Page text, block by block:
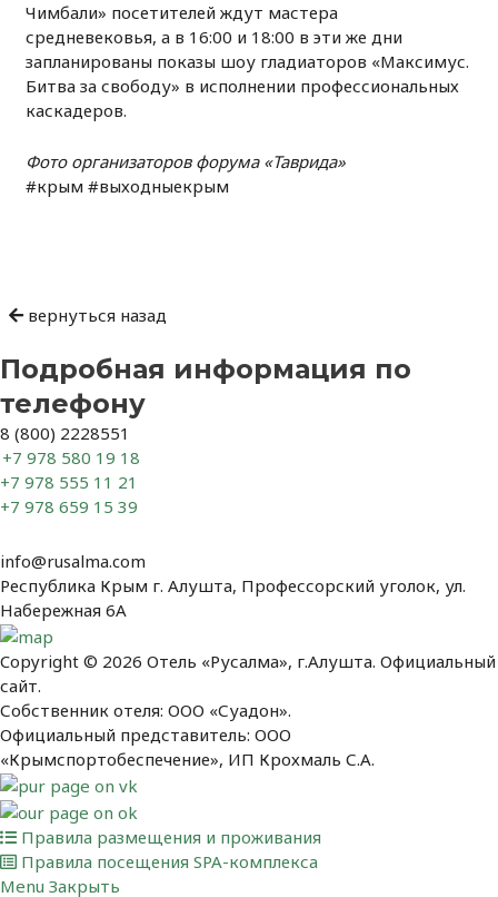
Чимбали» посетителей ждут мастера
средневековья, а в 16:00 и 18:00 в эти же дни
запланированы показы шоу гладиаторов «Максимус.
Битва за свободу» в исполнении профессиональных
каскадеров.
Фото организаторов форума «Таврида»
#крым #выходныекрым
записям
вернуться назад
Подробная информация по
телефону
8 (800) 2228551
+7 978 580 19 18
+7 978 555 11 21
+7 978 659 15 39
info@rusalma.com
Республика Крым г. Алушта, Профессорский уголок, ул.
Набережная 6А
Copyright © 2026 Отель «Русалма», г.Алушта. Официальный
сайт.
Собственник отеля: ООО «Суадон».
Официальный представитель: ООО
«Крымспортобеспечение», ИП Крохмаль С.А.
Правила размещения и проживания
Правила посещения SPA-комплекса
Menu Закрыть